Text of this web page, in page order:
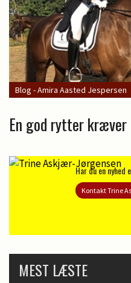
Blog - Amira Aasted Jespersen
En god rytter
Har du en
Kontakt Trine
MEST LÆSTE